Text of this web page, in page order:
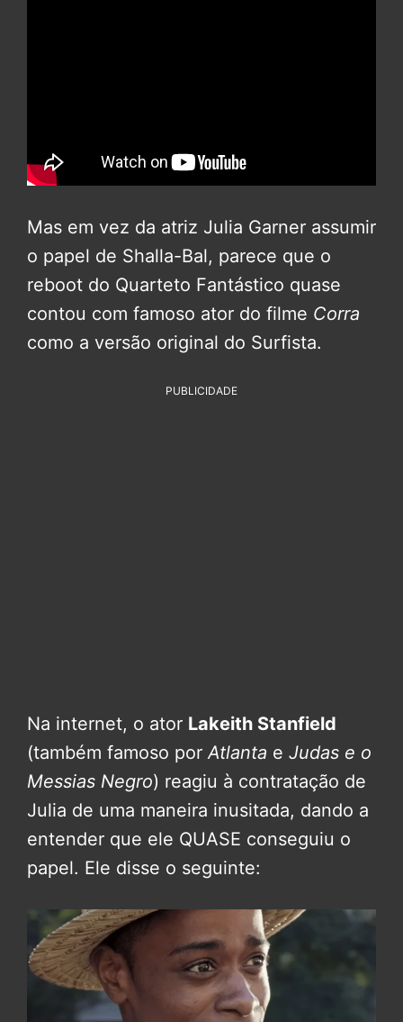
Mas em vez da atriz Julia Garner assumir
o papel de Shalla-Bal, parece que o
reboot do Quarteto Fantástico quase
contou com famoso ator do filme Corra
como a versão original do Surfista.
PUBLICIDADE
Na internet, o ator Lakeith Stanfield
(também famoso porAtlanta e Judas e o
Messias Negro) reagiu à contratação de
Julia de uma maneira inusitada, dando a
entender que ele QUASE conseguiu o
papel. Ele disse o seguinte: